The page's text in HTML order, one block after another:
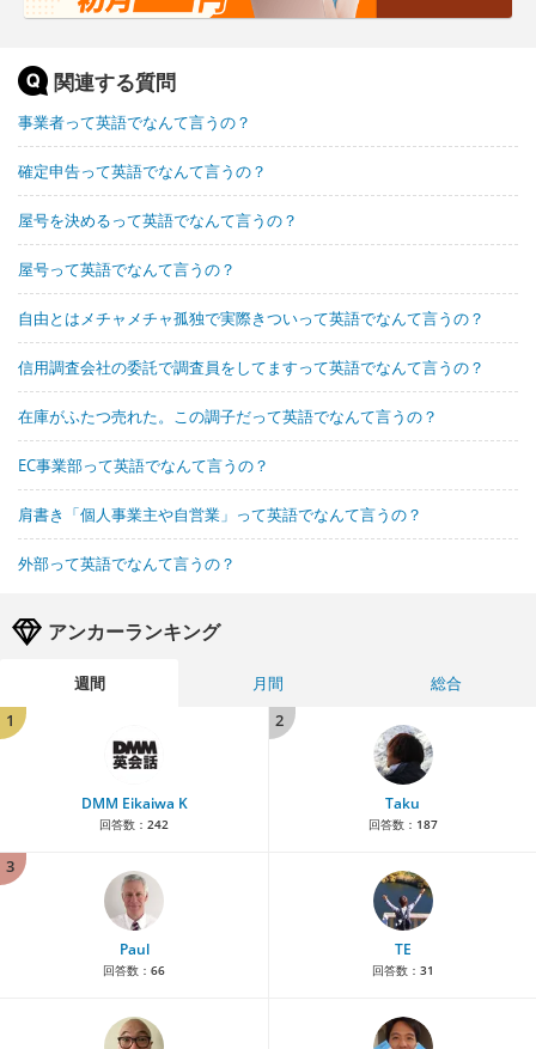
関連する質問
事業者って英語でなんて言うの？
確定申告って英語でなんて言うの？
屋号を決めるって英語でなんて言うの？
屋号って英語でなんて言うの？
自由とはメチャメチャ孤独で実際きついって英語でなんて言うの？
信用調査会社の委託で調査員をしてますって英語でなんて言うの？
在庫がふたつ売れた。この調子だって英語でなんて言うの？
EC事業部って英語でなんて言うの？
肩書き「個人事業主や自営業」って英語でなんて言うの？
外部って英語でなんて言うの？
アンカーランキング
週間 月間
総合
1
DMM Eikaiwa K
回答数： 242
2
Taku
回答数： 187
3
Paul
回答数： 66
TE
回答数： 31